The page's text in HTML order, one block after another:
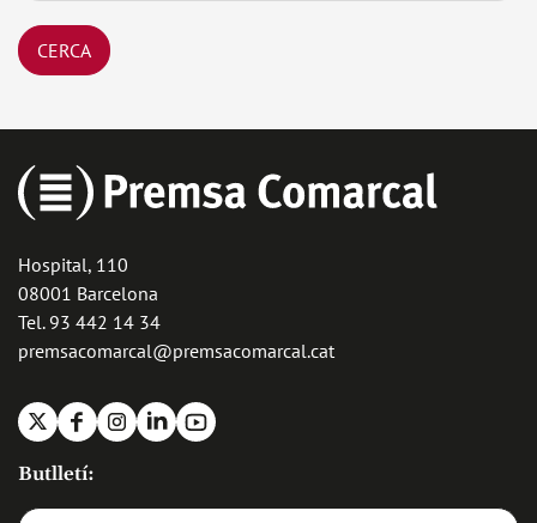
Hospital, 110
08001 Barcelona
Tel. 93 442 14 34
premsacomarcal@premsacomarcal.cat
X FacebookInstagram
LinkedinYoutube
Butlletí: